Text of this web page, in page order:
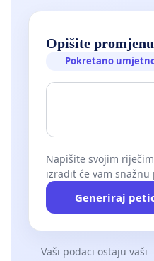
Opišite
Pokretano
Napišite svojim
izradit će vam snažnu
Generiraj
Vaši podaci ostaju vaši